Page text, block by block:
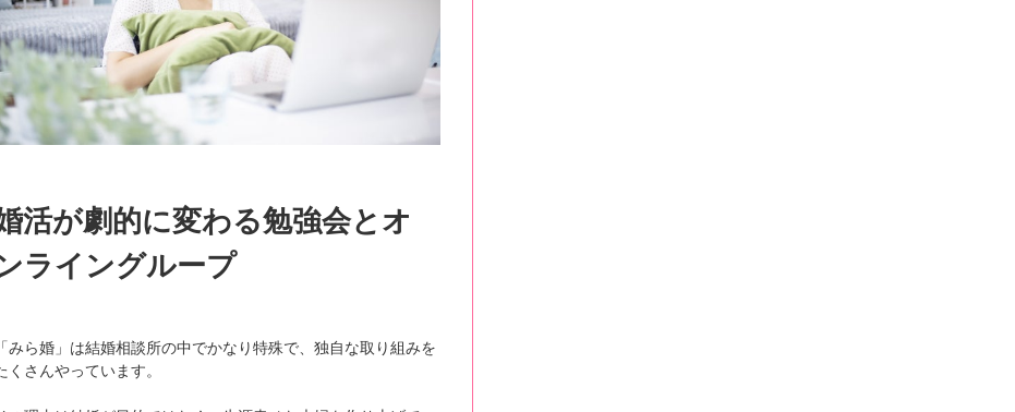
活が劇的に変わる勉強会とオ
ライングループ
「みら婚」は結婚相談所の中でかなり特殊で、独自な取り組みを
くさんやっています。